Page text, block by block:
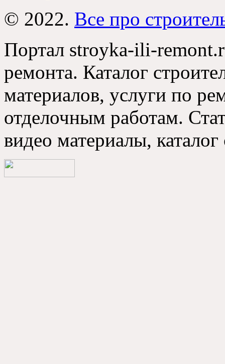
© 2022. Все про
Портал stroyka-ili-
ремонта. Каталог
материалов, услуги по
отделочным работам.
видео материалы,